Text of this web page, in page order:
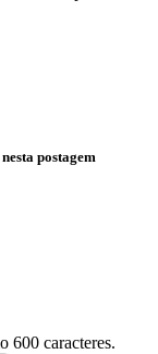
postagem
600 caracteres.